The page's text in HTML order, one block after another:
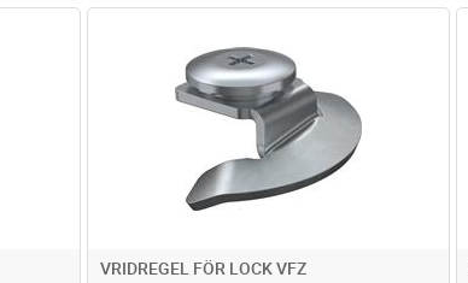
VRIDREGEL FÖR LOCK VFZ